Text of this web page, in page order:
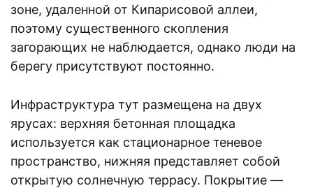
зоне, удаленной от Кипарисовой аллеи,
поэтому существенного скопления
загорающих не наблюдается, однако люди на
берегу присутствуют постоянно.
Инфраструктура тут размещена на двух
ярусах: верхняя бетонная площадка
используется как стационарное теневое
пространство, нижняя представляет собой
открытую солнечную террасу. Покрытие —